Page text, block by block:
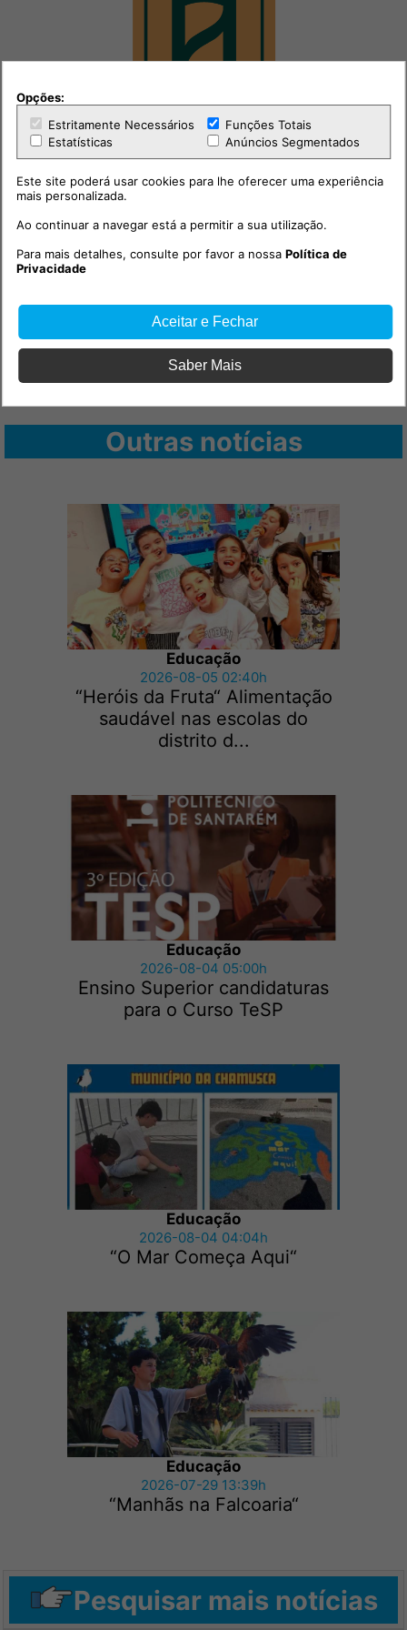
Outras notícias
Educação
2026-08-05 02:40h
“Heróis da Fruta“ Alimentação
saudável nas escolas do
distrito d...
Educação
2026-08-04 05:00h
Ensino Superior candidaturas
para o Curso TeSP
Educação
2026-08-04 04:04h
“O Mar Começa Aqui“
Educação
2026-07-29 13:39h
“Manhãs na Falcoaria“
Pesquisar mais notícias
Opções:
Estritamente Necessários
Funções Totais
Estatísticas
Anúncios Segmentados
Este site poderá usar cookies para lhe oferecer uma experiência
mais personalizada.
Ao continuar a navegar está a permitir a sua utilização.
Para mais detalhes, consulte por favor a nossaPolítica de
Privacidade
Aceitar e Fechar
Saber Mais